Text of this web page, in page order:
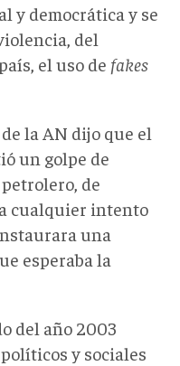
y democrática y se
del
el uso de fakes
la AN dijo que el
un golpe de
de
cualquier intento
una
esperaba la
del año 2003
y sociales